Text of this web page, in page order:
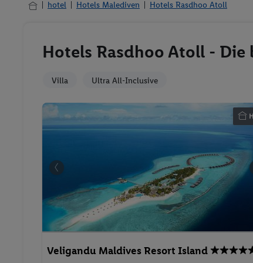
hotel Hotels Malediven Hotels Rasdhoo Atoll
Hotels Rasdhoo Atoll - Die
Villa Ultra All-Inclusive
Veligandu Maldives Resort Island